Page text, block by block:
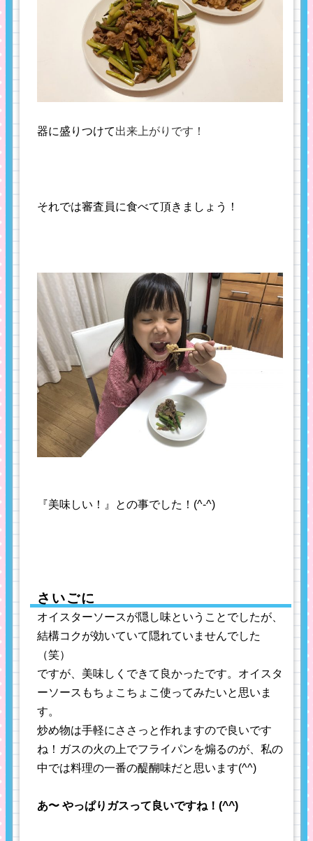
器に盛りつけて出来上がりです！
それでは審査員に食べて頂きましょう！
『美味しい！』との事でした！(^-^)
さいごに
オイスターソースが隠し味ということでしたが、
結構コクが効いていて隠れていませんでした
（笑）
ですが、美味しくできて良かったです。オイスタ
ーソースもちょこちょこ使ってみたいと思いま
す。
炒め物は手軽にささっと作れますので良いです
ね！ガスの火の上でフライパンを煽るのが、私の
中では料理の一番の醍醐味だと思います(^^)
あ〜 やっぱりガスって良いですね！(^^)